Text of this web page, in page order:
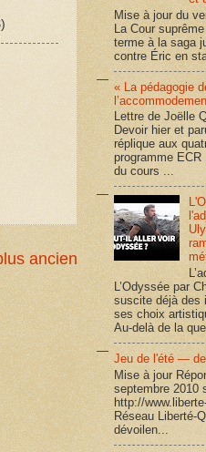
ancien
Mise à jour du
La Cour
terme à la saga
contre Éric en
« La pédagogie
Lettre de Joëlle
Devoir hier et
réplique aux
programme
du cours ...
L’Odyssée par
suscite déjà des
ses choix
Au-delà de la
Jeu de l'été —
Mise à jour
septembre 2010
http://
Réseau Liberté-
dévoilen...